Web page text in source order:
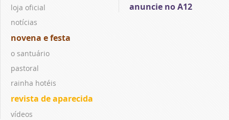
loja oficial
notícias
novena e festa
o santuário
pastoral
rainha hotéis
revista de aparecida
vídeos
anuncie no A12